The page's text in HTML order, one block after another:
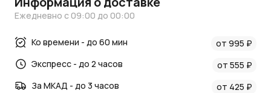
Ежедневно с 09:00 до 00:00
Ко времени - до 60 мин
от 995 ₽
Экспресс - до 2 часов
от 555 ₽
За МКАД - до 3 часов
от 425 ₽